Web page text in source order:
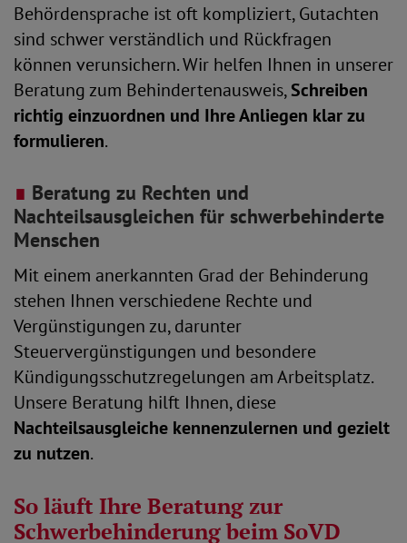
Behördensprache ist oft kompliziert, Gutachten
sind schwer verständlich und Rückfragen
können verunsichern. Wir helfen Ihnen in unserer
Beratung zum Behindertenausweis,Schreiben
richtig einzuordnen und Ihre Anliegen klar zu
formulieren.
∎ Beratung zu Rechten und
Nachteilsausgleichen für schwerbehinderte
Menschen
Mit einem anerkannten Grad der Behinderung
stehen Ihnen verschiedene Rechte und
Vergünstigungen zu, darunter
Steuervergünstigungen und besondere
Kündigungsschutzregelungen am Arbeitsplatz.
Unsere Beratung hilft Ihnen, diese
Nachteilsausgleiche kennenzulernen und gezielt
zu nutzen.
So läuft Ihre Beratung zur
Schwerbehinderung beim SoVD